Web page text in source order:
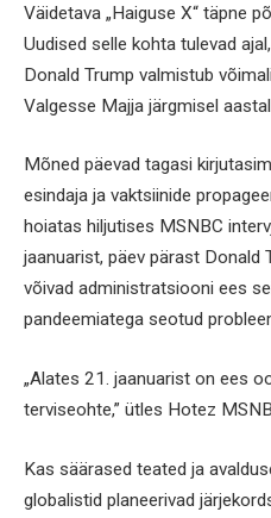
Väidetava „Haiguse X“ täpne
Uudised selle kohta tulevad
Donald Trump valmistub
Valgesse Majja järgmisel
Mõned päevad tagasi
esindaja ja vaktsiinide
hoiatas hiljutises MSNBC
jaanuarist, päev pärast Donald
võivad administratsiooni ees
pandeemiatega seotud
„Alates 21. jaanuarist on ees
terviseohte,” ütles Hotez
Kas säärased teated ja
globalistid planeerivad